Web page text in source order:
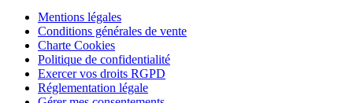
Mentions légales
Conditions générales de vente
Charte Cookies
Politique de confidentialité
Exercer vos droits RGPD
Réglementation légale